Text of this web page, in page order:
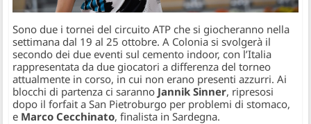
Sono due i tornei del circuito ATP che si giocheranno nella
settimana dal 19 al 25 ottobre. A Colonia si svolgerà il
secondo dei due eventi sul cemento indoor, con l’Italia
rappresentata da due giocatori a differenza del torneo
attualmente in corso, in cui non erano presenti azzurri. Ai
blocchi di partenza ci saranno Jannik Sinner, ripresosi
dopo il forfait a San Pietroburgo per problemi di stomaco,
e Marco Cecchinato, finalista in Sardegna.